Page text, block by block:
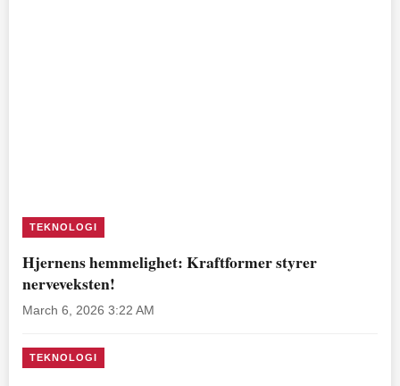
TEKNOLOGI
Hjernens hemmelighet: Kraftformer styrer
nerveveksten!
March 6, 2026 3:22 AM
TEKNOLOGI